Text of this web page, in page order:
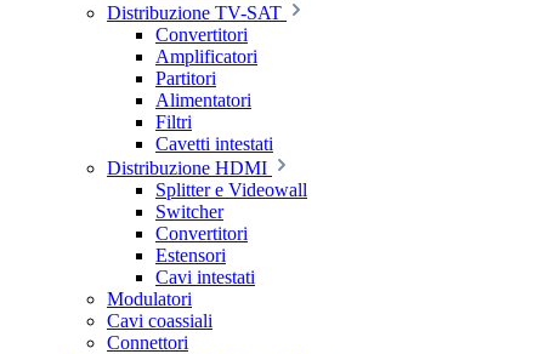
Distribuzione TV-SAT
Convertitori
Amplificatori
Partitori
Alimentatori
Filtri
Cavetti intestati
Distribuzione HDMI
Splitter e Videowall
Switcher
Convertitori
Estensori
Cavi intestati
Modulatori
Cavi coassiali
Connettori